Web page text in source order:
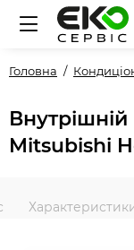
Головна
Mitsubishi